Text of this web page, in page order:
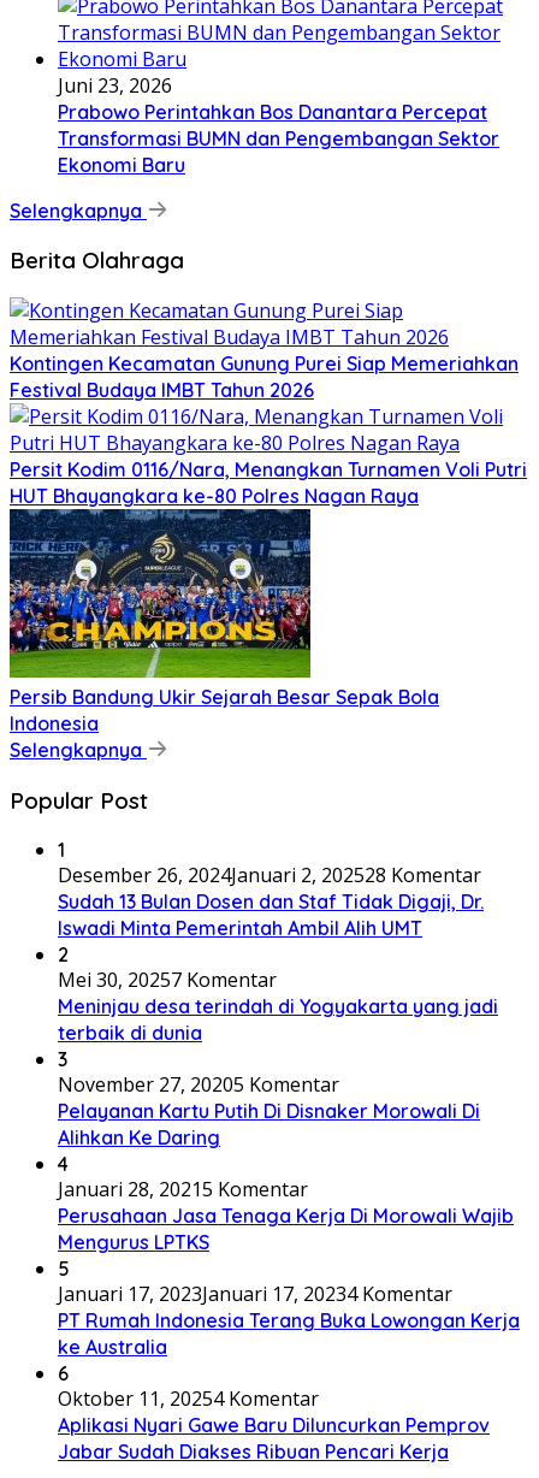
Juni 23, 2026
Prabowo Perintahkan Bos Danantara Percepat
Transformasi BUMN dan Pengembangan Sektor
Ekonomi Baru
Selengkapnya
Berita Olahraga
Kontingen Kecamatan Gunung Purei Siap Memeriahkan
Festival Budaya IMBT Tahun 2026
Persit Kodim 0116/Nara, Menangkan Turnamen Voli Putri
HUT Bhayangkara ke-80 Polres Nagan Raya
Persib Bandung Ukir Sejarah Besar Sepak Bola
Indonesia
Selengkapnya
Popular Post
1
Desember 26, 2024Januari 2, 202528 Komentar
Sudah 13 Bulan Dosen dan Staf Tidak Digaji, Dr.
Iswadi Minta Pemerintah Ambil Alih UMT
2
Mei 30, 20257 Komentar
Meninjau desa terindah di Yogyakarta yang jadi
terbaik di dunia
3
November 27, 20205 Komentar
Pelayanan Kartu Putih Di Disnaker Morowali Di
Alihkan Ke Daring
4
Januari 28, 20215 Komentar
Perusahaan Jasa Tenaga Kerja Di Morowali Wajib
Mengurus LPTKS
5
Januari 17, 2023Januari 17, 20234 Komentar
PT Rumah Indonesia Terang Buka Lowongan Kerja
ke Australia
6
Oktober 11, 20254 Komentar
Aplikasi Nyari Gawe Baru Diluncurkan Pemprov
Jabar Sudah Diakses Ribuan Pencari Kerja